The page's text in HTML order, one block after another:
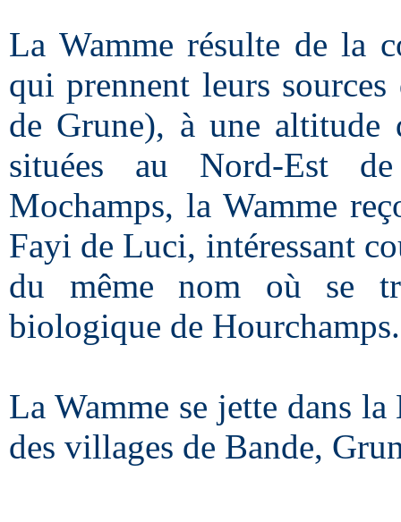
La Wamme résulte de la
qui prennent leurs
de Grune), à une
situées au Nord-Est
Mochamps, la Wamme
Fayi de Luci, intéressant
du même nom où se
biologique de Hourchamps.
La Wamme se jette dans
des villages de Bande,